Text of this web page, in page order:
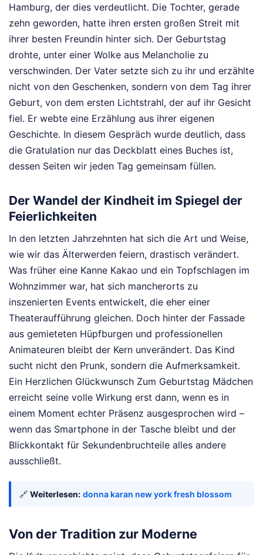
Hamburg, der dies verdeutlicht. Die Tochter, gerade
zehn geworden, hatte ihren ersten großen Streit mit
ihrer besten Freundin hinter sich. Der Geburtstag
drohte, unter einer Wolke aus Melancholie zu
verschwinden. Der Vater setzte sich zu ihr und erzählte
nicht von den Geschenken, sondern von dem Tag ihrer
Geburt, von dem ersten Lichtstrahl, der auf ihr Gesicht
fiel. Er webte eine Erzählung aus ihrer eigenen
Geschichte. In diesem Gespräch wurde deutlich, dass
die Gratulation nur das Deckblatt eines Buches ist,
dessen Seiten wir jeden Tag gemeinsam füllen.
Der Wandel der Kindheit im Spiegel der
Feierlichkeiten
In den letzten Jahrzehnten hat sich die Art und Weise,
wie wir das Älterwerden feiern, drastisch verändert.
Was früher eine Kanne Kakao und ein Topfschlagen im
Wohnzimmer war, hat sich mancherorts zu
inszenierten Events entwickelt, die eher einer
Theateraufführung gleichen. Doch hinter der Fassade
aus gemieteten Hüpfburgen und professionellen
Animateuren bleibt der Kern unverändert. Das Kind
sucht nicht den Prunk, sondern die Aufmerksamkeit.
Ein Herzlichen Glückwunsch Zum Geburtstag Mädchen
erreicht seine volle Wirkung erst dann, wenn es in
einem Moment echter Präsenz ausgesprochen wird –
wenn das Smartphone in der Tasche bleibt und der
Blickkontakt für Sekundenbruchteile alles andere
ausschließt.
🔗 Weiterlesen: donna karan new york fresh blossom
Von der Tradition zur Moderne